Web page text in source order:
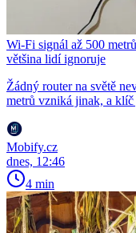
Wi-Fi signál až 500
většina lidí ignoruje
Žádný router na světě
metrů vzniká jinak, a
Mobify.cz
dnes, 12:46
4 min